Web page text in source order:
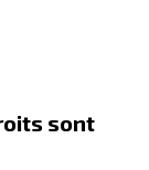
sont